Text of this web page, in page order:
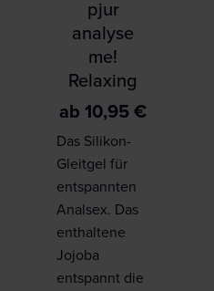
pjur
analyse
me!
Relaxing
ab 10,95 €
Das Silikon-
Gleitgel für
entspannten
Analsex. Das
enthaltene
Jojoba
entspannt die